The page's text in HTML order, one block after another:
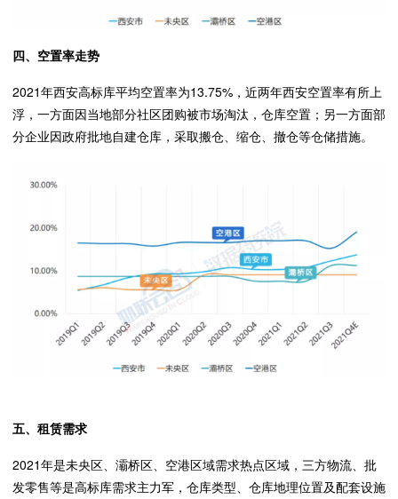
四、空置率走势
2021年西安高标库平均空置率为13.75%，近两年西安空置率有所上
浮，一方面因当地部分社区团购被市场淘汰，仓库空置；另一方面部
分企业因政府批地自建仓库，采取搬仓、缩仓、撤仓等仓储措施。
五、租赁需求
2021年是未央区、灞桥区、空港区域需求热点区域，三方物流、批
发零售等是高标库需求主力军，仓库类型、仓库地理位置及配套设施